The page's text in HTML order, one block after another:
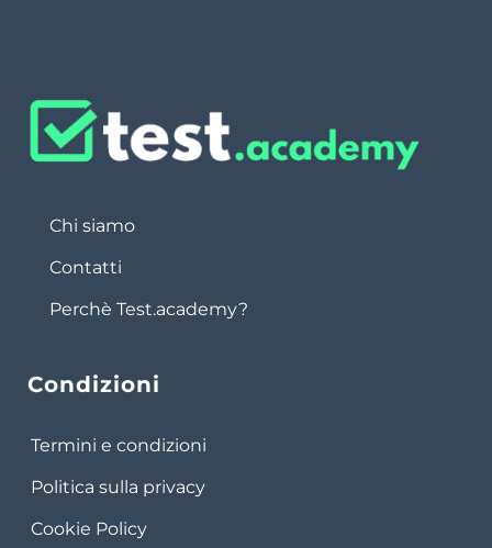
Chi siamo
Contatti
Perchè Test.academy?
Condizioni
Termini e condizioni
Politica sulla privacy
Cookie Policy